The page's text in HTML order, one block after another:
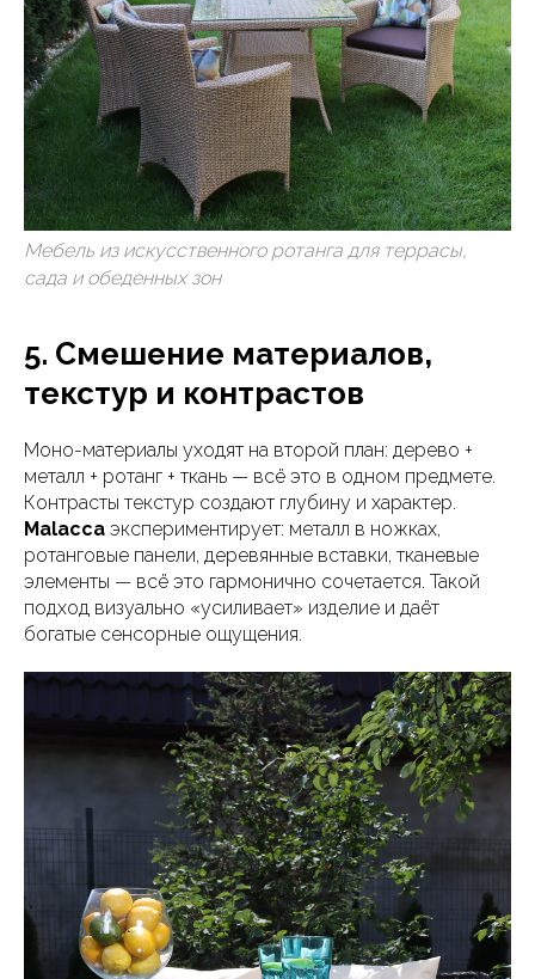
Мебель из искусственного ротанга для террасы,
сада и обеденных зон
5. Смешение материалов,
текстур и контрастов
Моно-материалы уходят на второй план: дерево +
металл + ротанг + ткань — всё это в одном предмете.
Контрасты текстур создают глубину и характер.
Malacca экспериментирует: металл в ножках,
ротанговые панели, деревянные вставки, тканевые
элементы — всё это гармонично сочетается. Такой
подход визуально «усиливает» изделие и даёт
богатые сенсорные ощущения.